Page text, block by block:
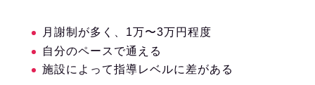
月謝制が多く、1万〜3万円程度
自分のペースで通える
施設によって指導レベルに差がある